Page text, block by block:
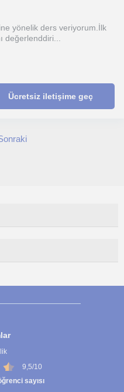
yönelik ders veriyorum.İlk
değerlenddiri...
Ücretsiz iletişime geç
9,5/10
sayısı